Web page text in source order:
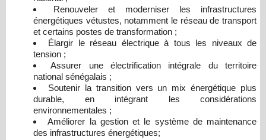
Renouveler et moderniser les infrastructures
énergétiques vétustes, notamment le réseau de transport
et certains postes de transformation ;
Élargir le réseau électrique à tous les niveaux de
tension ;
Assurer une électrification intégrale du territoire
national sénégalais ;
Soutenir la transition vers un mix énergétique plus
durable, en intégrant les considérations
environnementales ;
Améliorer la gestion et le système de maintenance
des infrastructures énergétiques;